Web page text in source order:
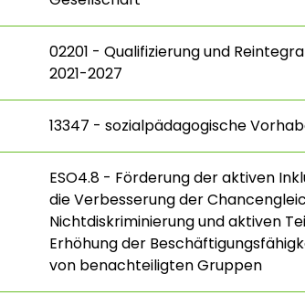
02201 - Qualifizierung und
2021-2027
13347 - sozialpädagogische
ESO4.8 - Förderung der aktiven
die Verbesserung der
Nichtdiskriminierung und aktiven
Erhöhung der
von benachteiligten Gruppen